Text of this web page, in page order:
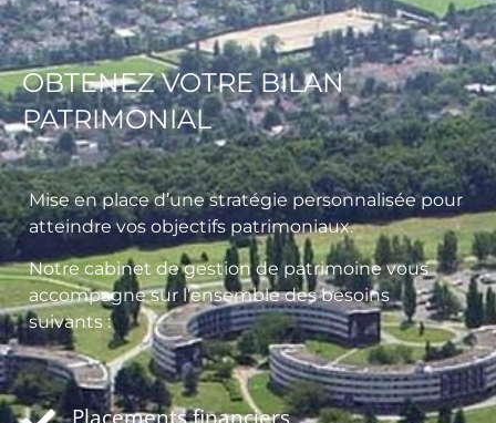
OBTENEZ VOTRE BILAN
PATRIMONIAL
Mise en place d’une stratégie personnalisée pour
atteindre vos objectifs patrimoniaux.
Notre cabinet de gestion de patrimoine vous
accompagne sur l’ensemble des besoins
suivants :
Placements financiers